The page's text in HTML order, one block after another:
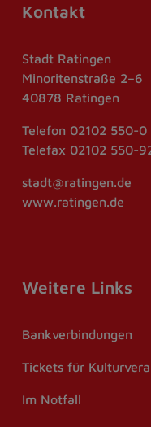
Kontakt
Stadt Ratingen
Minoritenstraße 2–6
40878 Ratingen
Telefon 02102 550-0
Telefax 02102 550-
stadt@ratingen.de
www.ratingen.de
Weitere Links
Bankverbindungen
Tickets für
Im Notfall